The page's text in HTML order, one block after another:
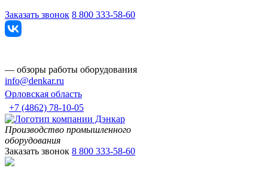
Заказать звонок 8 800 333-58-60
— обзоры работы оборудования
info@denkar.ru
Орловская область
+7 (4862) 78-10-05
Производство промышленного
оборудования
Заказать звонок 8 800 333-58-60